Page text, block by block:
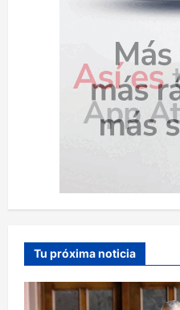
Tu próxima noticia